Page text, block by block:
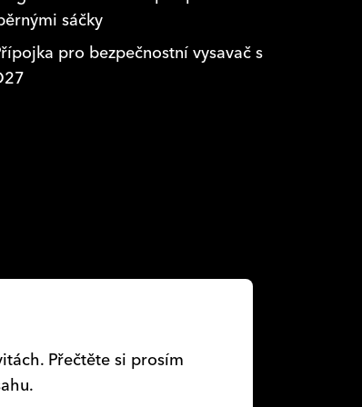
sáčky
pro bezpečnostní vysavač s
Přečtěte si prosím